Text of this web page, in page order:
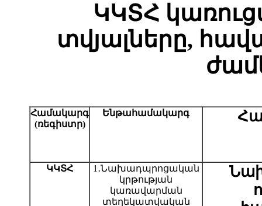
ԿԿՏՀ
տվյալները,
Համակարգ
(ռեգիստր)
Ենթահամակարգ
ԿԿՏՀ
1․Նախադպրոցական
կրթության
կառավարման
տեղեկատվական